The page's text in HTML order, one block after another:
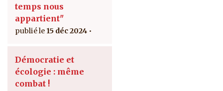
temps nous
appartient"
15 déc 2024
Démocratie et
écologie : même
combat !